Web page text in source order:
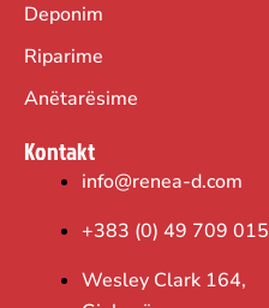
Deponim
Riparime
Anëtarësime
Kontakt
info@renea-d.com
+383 (0) 49 709 015
Wesley Clark 164,